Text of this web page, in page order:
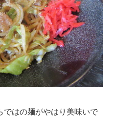
はの麺がやはり美味いで